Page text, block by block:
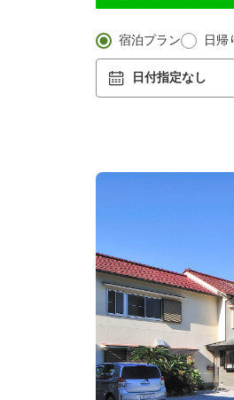
宿泊プラン 日帰
日付指定なし